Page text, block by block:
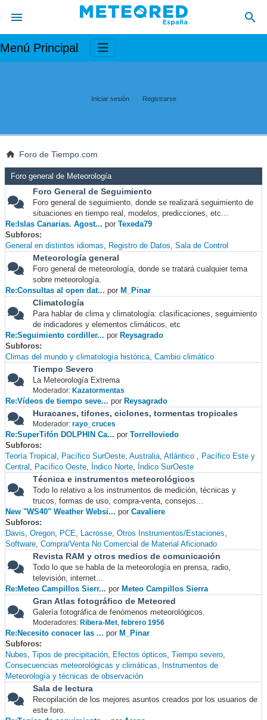
Menú Principal
Iniciar sesión Registrarse
Foro de Tiempo.com
Foro general de Meteorología
Foro General de Seguimiento
Foro general de seguimiento, donde se realizará seguimiento de
situaciones en tiempo real, modelos, predicciones, etc...
Re:Islas Canarias. Agost... por Texeda79
Subforos
General en distintos idiomas
Registro de Datos Sala de Control
Meteorología general
Foro general de meteorología, donde se tratará cualquier tema
sobre meteorología.
Re:Consultas al open dat... por M_Pinar
Climatología
Para hablar de clima y climatología: clasificaciones, seguimiento
de indicadores y elementos climáticos, etc
Re:Seguimiento cordiller... por Reysagrado
Subforos
Climas del mundo y climatología histórica Cambio climático
Tiempo Severo
La Meteorología Extrema
Moderador: Kazatormentas
Re:Vídeos de tiempo seve... por Reysagrado
Huracanes, tifones, ciclones, tormentas tropicales
Moderador: rayo_cruces
Re:SuperTifón DOLPHIN Ca... por Torrelloviedo
Subforos
Teoría Tropical
Pacífico SurOeste Australia Atlántico
Pacífico Este y
Central
Pacífico Oeste Índico Norte Índico SurOeste
Técnica e instrumentos meteorológicos
Todo lo relativo a los instrumentos de medición, técnicas y
trucos, formas de uso, compra-venta, consejos...
New "WS40" Weather Websi... por Cavaliere
Subforos
Davis Oregon PCE Lacrosse Otros Instrumentos/Estaciones
Software Compra/Venta No Comercial de Material Aficionado
Revista RAM y otros medios de comunicación
Todo lo que se habla de la meteorología en prensa, radio,
televisión, internet...
Re:Meteo Campillos Sierr... por Meteo Campillos Sierra
Gran Atlas fotográfico de Meteored
Galería fotográfica de fenómenos meteorológicos.
Moderadores: Ribera-Met, febrero 1956
Re:Necesito conocer las ... por M_Pinar
Subforos
Nubes Tipos de precipitación Efectos ópticos Tiempo severo
Consecuencias meteorológicas y climáticas
Instrumentos de
Meteorología y técnicas de observación
Sala de lectura
Recopilación de los mejores asuntos creados por los usuarios de
este foro.